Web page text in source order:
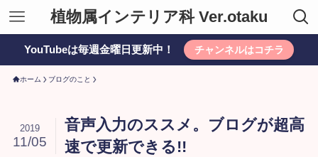
植物属インテリア科 Ver.otaku
YouTubeは毎週金曜日更新中！ チャンネルはコチラ
ホーム ブログのこと
音声入力のススメ。ブログが超高
速で更新できる!!
2019
11/05